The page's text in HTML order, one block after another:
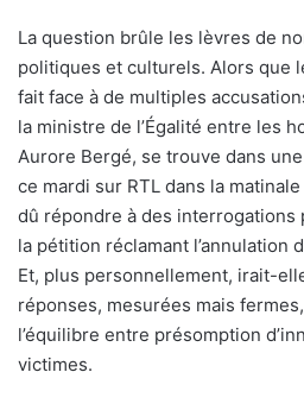
La question brûle les lèvres de
politiques et culturels. Alors que
fait face à de multiples
la ministre de l’Égalité entre les
Aurore Bergé, se trouve dans
ce mardi sur RTL dans la
dû répondre à des
la pétition réclamant l’annulation
Et, plus personnellement, irait-
réponses, mesurées mais
l’équilibre entre présomption
victimes.